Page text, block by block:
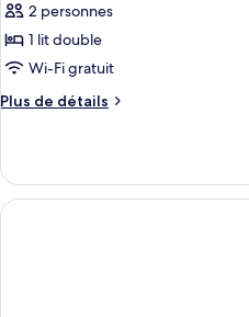
2 personnes
1 lit double
Wi-Fi gratuit
Plus de détails
Plus
le
type
de